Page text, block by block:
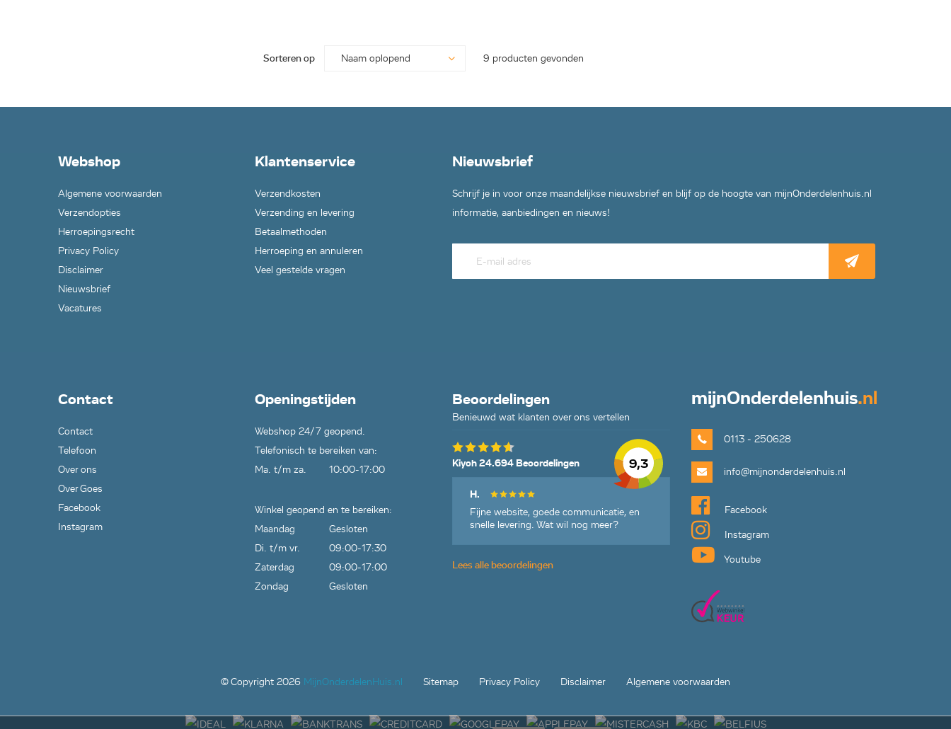
Sorteren op 9 producten gevonden
Webshop
Algemene voorwaarden
Verzendopties
Herroepingsrecht
Privacy Policy
Disclaimer
Nieuwsbrief
Vacatures
Klantenservice
Verzendkosten
Verzending en levering
Betaalmethoden
Herroeping en annuleren
Veel gestelde vragen
Nieuwsbrief
Schrijf je in voor onze maandelijkse nieuwsbrief en blijf op de hoogte van mijnOnderdelenhuis.nl
informatie, aanbiedingen en nieuws!
Contact
Contact
Telefoon
Over ons
Over Goes
Facebook
Instagram
Openingstijden
Webshop 24/7 geopend.
Telefonisch te bereiken van:
Ma. t/m za.
10:00-17:00
Winkel geopend en te bereiken:
Maandag
Gesloten
Di. t/m vr.
09:00-17:30
Zaterdag
09:00-17:00
Zondag
Gesloten
Beoordelingen
Benieuwd wat klanten over ons vertellen
9,3
Kiyoh 24.694 Beoordelingen
H.
Fijne website, goede communicatie, en
snelle levering. Wat wil nog meer?
Lees alle beoordelingen
mijnOnderdelenhuis.nl
0113 - 250628
info@mijnonderdelenhuis.nl
Facebook
Instagram
Youtube
© Copyright 2026 MijnOnderdelenHuis.nl Sitemap Privacy Policy Disclaimer Algemene voorwaarden